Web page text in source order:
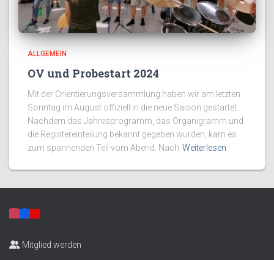
ALLGEMEIN
OV und Probestart 2024
Mit der Orientierungsversammlung haben wir am letzten
Sonntag im August offiziell in die neue Saison gestartet.
Nachdem das Jahresprogramm, das Organigramm und
die Registereinteilung bekannt gegeben wurden, kam es
zum spannenden Teil vom Abend. Nach Weiterlesen
Mitglied werden